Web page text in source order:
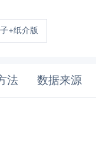
+纸介版
法 数据来源